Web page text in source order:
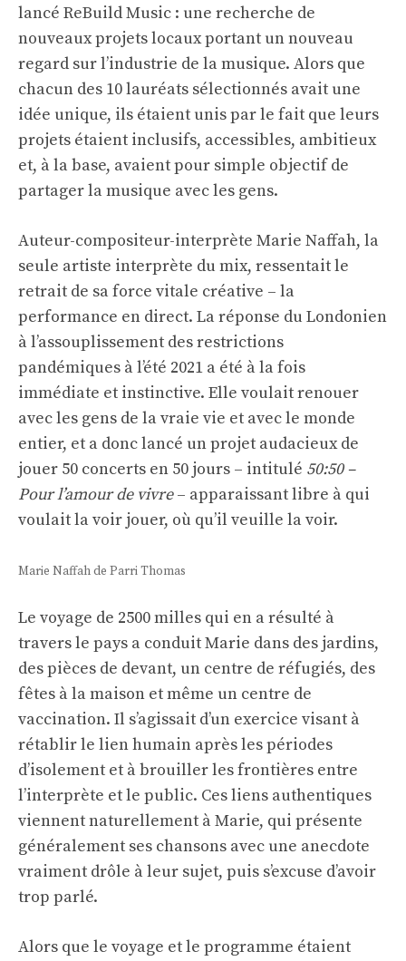
lancé ReBuild Music : une recherche de
nouveaux projets locaux portant un nouveau
regard sur l’industrie de la musique. Alors que
chacun des 10 lauréats sélectionnés avait une
idée unique, ils étaient unis par le fait que leurs
projets étaient inclusifs, accessibles, ambitieux
et, à la base, avaient pour simple objectif de
partager la musique avec les gens.
Auteur-compositeur-interprète Marie Naffah, la
seule artiste interprète du mix, ressentait le
retrait de sa force vitale créative – la
performance en direct. La réponse du Londonien
à l’assouplissement des restrictions
pandémiques à l’été 2021 a été à la fois
immédiate et instinctive. Elle voulait renouer
avec les gens de la vraie vie et avec le monde
entier, et a donc lancé un projet audacieux de
jouer 50 concerts en 50 jours – intitulé 50:50 –
Pour l’amour de vivre– apparaissant libre à qui
voulait la voir jouer, où qu’il veuille la voir.
Marie Naffah de Parri Thomas
Le voyage de 2500 milles qui en a résulté à
travers le pays a conduit Marie dans des jardins,
des pièces de devant, un centre de réfugiés, des
fêtes à la maison et même un centre de
vaccination. Il s’agissait d’un exercice visant à
rétablir le lien humain après les périodes
d’isolement et à brouiller les frontières entre
l’interprète et le public. Ces liens authentiques
viennent naturellement à Marie, qui présente
généralement ses chansons avec une anecdote
vraiment drôle à leur sujet, puis s’excuse d’avoir
trop parlé.
Alors que le voyage et le programme étaient